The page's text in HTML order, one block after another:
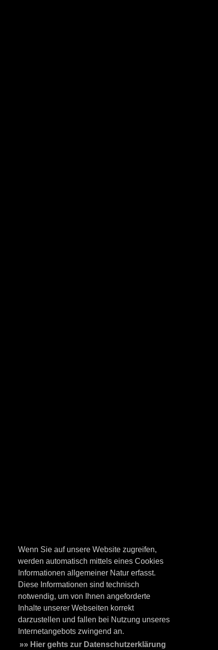
Wenn Sie auf unsere Website zugreifen,
werden automatisch mittels eines Cookies
Informationen allgemeiner Natur erfasst.
Diese Informationen sind technisch
notwendig, um von Ihnen angeforderte
Inhalte unserer Webseiten korrekt
darzustellen und fallen bei Nutzung unseres
Internetangebots zwingend an.
»» Hier gehts zur Datenschutzerklärung